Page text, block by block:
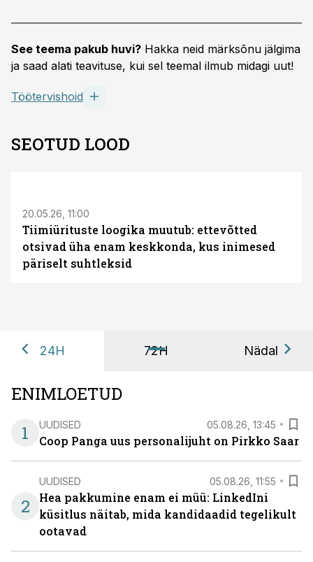
See teema pakub huvi? Hakka neid märksõnu jälgima
ja saad alati teavituse, kui sel teemal ilmub midagi uut!
Töötervishoid
SEOTUD LOOD
20.05.26, 11:00
Tiimiürituste loogika muutub: ettevõtted
otsivad üha enam keskkonda, kus inimesed
päriselt suhtleksid
24H 72H Nädal
ENIMLOETUD
1
UUDISED 05.08.26, 13:45
Coop Panga uus personalijuht on Pirkko Saar
2
UUDISED 05.08.26, 11:55
Hea pakkumine enam ei müü: LinkedIni
küsitlus näitab, mida kandidaadid tegelikult
ootavad